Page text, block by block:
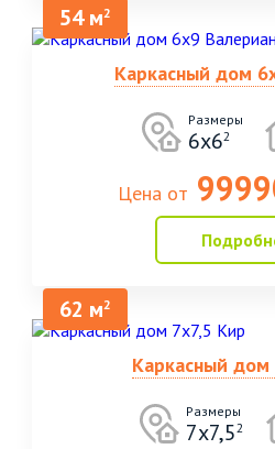
54 м2
Каркасный дом
Размеры
6х62
Цена от
62 м2
Каркасный дом
Размеры
7х7,52